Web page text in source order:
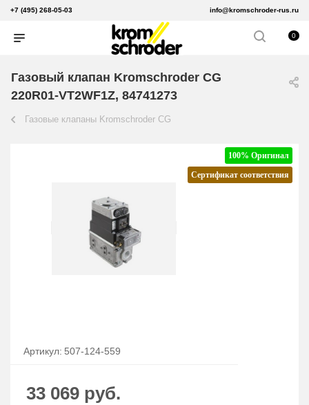
+7 (495) 268-05-03 info@kromschroder-rus.ru
0
Газовый клапан Kromschroder CG
220R01-VT2WF1Z, 84741273
Газовые клапаны Kromschroder CG
100% Оригинал
Сертификат соответствия
Артикул: 507-124-559
33 069 руб.